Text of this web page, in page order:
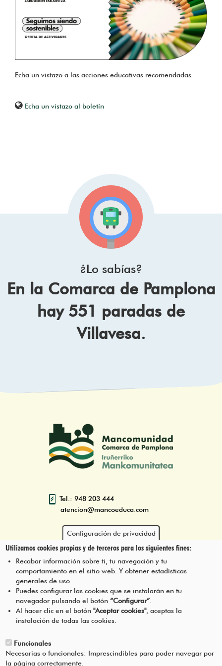
Echa un vistazo a las acciones educativas recomendadas
Echa un vistazo al boletín
¿Lo sabías?
En la Comarca de Pamplona
hay 551 paradas de
Villavesa.
Tel.: 948 203 444
atencion@mancoeduca.com
Programa de Educación Ambiental
Escolar de la Mancomunidad de la
Comarca de Pamplona
Pie
Menú
CONTÁCTANOS
CONDICIONES DEL SERVICIO
Configuración de privacidad
Utilizamos cookies propias y de terceros para los siguientes fines:
Recabar información sobre ti, tu navegación y tu
comportamiento en el sitio web. Y obtener estadísticas
generales de uso.
Puedes configurar las cookies que se instalarán en tu
navegador pulsando el botón“Configurar”
Al hacer clic en el botón"Aceptar cookies", aceptas la
instalación de todas las cookies.
Funcionales
Necesarias o funcionales: Imprescindibles para poder navegar por
la página correctamente.